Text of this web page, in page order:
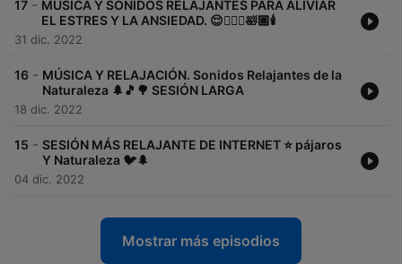
📲 TELEGRAM:https://t.me/relajacionymeditacion
📷 INSTAGRAM:https://www.instagram.com/relajacionmeditacion/
💻 YOUTUBE:
📹 TWITCH:https://www.twitch.tv/relajacionymeditacion
✏ FACEBOOK:https://www.facebook.com/Relajaci%C3%B3n-y-
meditaci%C3%B3n-107509581826463
🔶 ¡Cierra los ojos y disfruta! 🔶
17 - MÚSICA Y SONIDOS RELAJANTES PARA ALIVIAR
EL ESTRES Y LA ANSIEDAD. 😌🧘🏽‍♀️🛀🏽🕯
31 dic. 2022
16 - MÚSICA Y RELAJACIÓN. Sonidos Relajantes de la
Naturaleza 🌲🎵🌳 SESIÓN LARGA
18 dic. 2022
15 - SESIÓN MÁS RELAJANTE DE INTERNET ‍⭐️ pájaros
Y Naturaleza 🐦🌲
04 dic. 2022
Mostrar más episodios